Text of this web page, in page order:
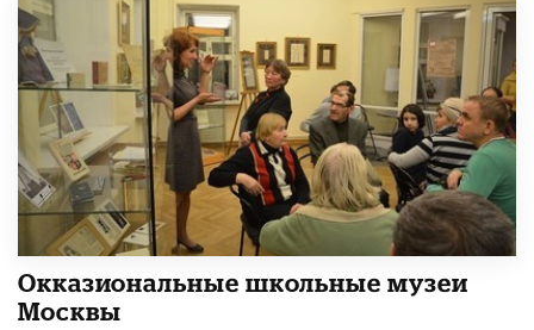
​Окказиональные школьные музеи
Москвы